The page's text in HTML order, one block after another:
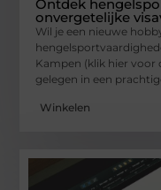
Ontdek
onvergetelijke
Wil je een nieuwe
Kampen (klik hier voor
gelegen in een
Winkelen